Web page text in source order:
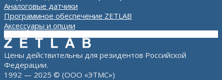
Аналоговые датчики
Программное обеспечение ZETLAB
Аксессуары и опции
Цены действительны для резидентов Российской
Федерации.
1992 — 2025 © (ООО «ЭТМС»)